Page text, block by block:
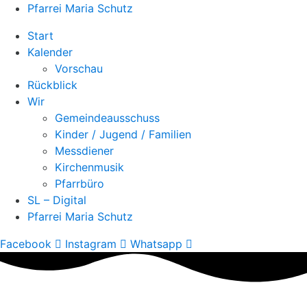
Pfarrei Maria Schutz
Start
Kalender
Vorschau
Rückblick
Wir
Gemeindeausschuss
Kinder / Jugend / Familien
Messdiener
Kirchenmusik
Pfarrbüro
SL – Digital
Pfarrei Maria Schutz
Facebook
Instagram Whatsapp